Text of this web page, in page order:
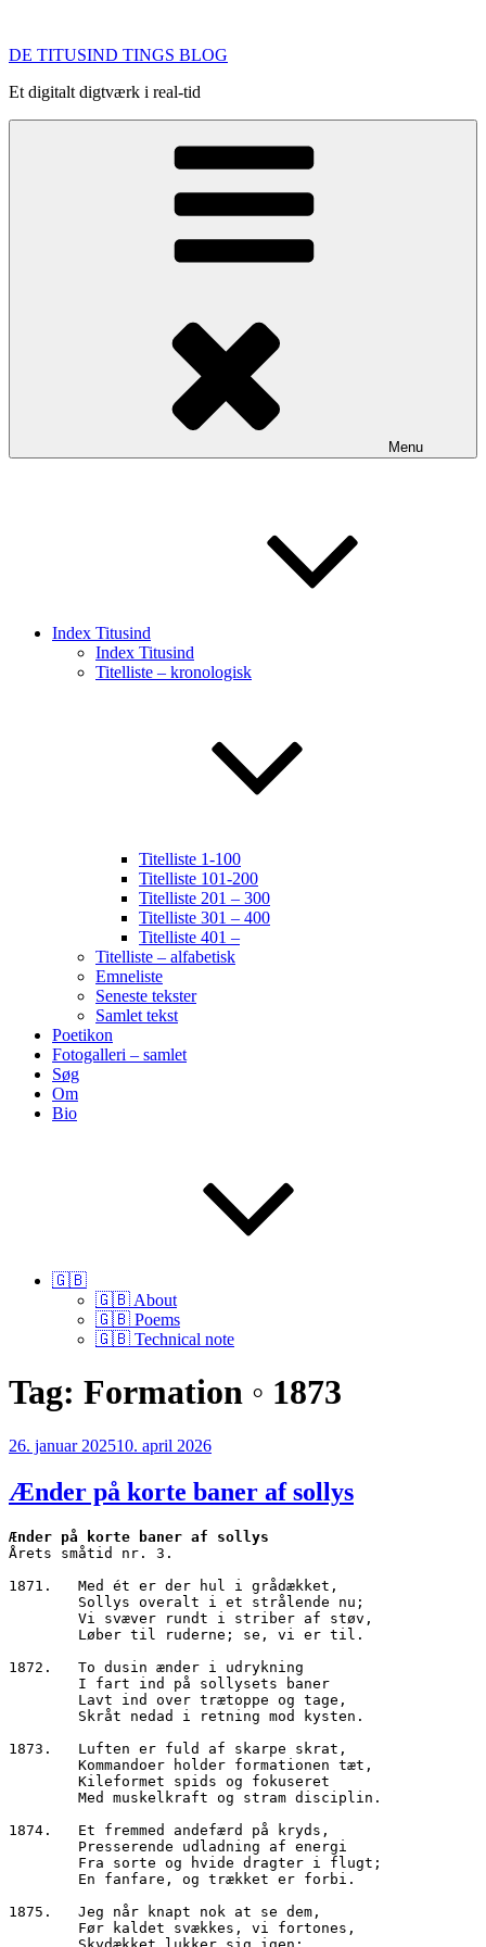
indhold
DE TITUSIND TINGS BLOG
Et digitalt digtværk i real-tid
Menu
Index Titusind
Index Titusind
Titelliste – kronologisk
Titelliste 1-100
Titelliste 101-200
Titelliste 201 – 300
Titelliste 301 – 400
Titelliste 401 –
Titelliste – alfabetisk
Emneliste
Seneste tekster
Samlet tekst
Poetikon
Fotogalleri – samlet
Søg
Om
Bio
🇬🇧
🇬🇧 About
🇬🇧 Poems
🇬🇧 Technical note
Tag: Formation ◦ 1873
Udgivet
26. januar 202510. april 2026
Ænder på korte baner af sollys
Ænder på korte baner af sollys
Årets småtid nr. 3.
1871.	Med ét er der hul i grådækket,
        Sollys overalt i et strålende nu;
        Vi svæver rundt i striber af støv,
        Løber til ruderne; se, vi er til.
1872.	To dusin ænder i udrykning
        I fart ind på sollysets baner
        Lavt ind over trætoppe og tage,
        Skråt nedad i retning mod kysten.
1873.	Luften er fuld af skarpe skrat,
        Kommandoer holder formationen tæt,
        Kileformet spids og fokuseret
        Med muskelkraft og stram disciplin.
1874.	Et fremmed andefærd på kryds,
        Presserende udladning af energi
        Fra sorte og hvide dragter i flugt;
        En fanfare, og trækket er forbi.
1875.	Jeg når knapt nok at se dem,
        Før kaldet svækkes, vi fortones,